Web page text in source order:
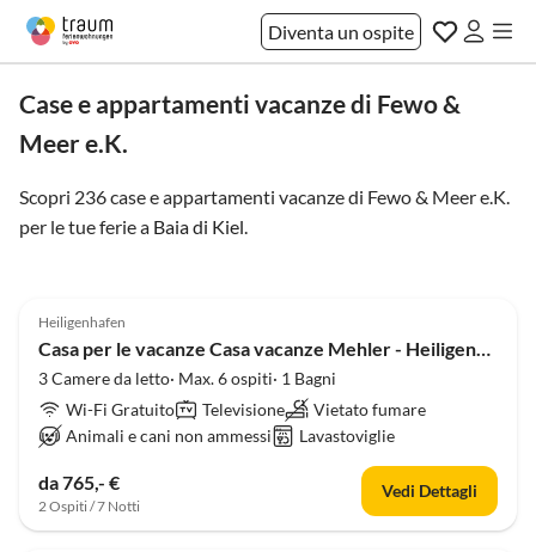
Diventa un ospite
Case e appartamenti vacanze di Fewo &
Meer e.K.
Scopri 236 case e appartamenti vacanze di Fewo & Meer e.K.
per le tue ferie a Baia di Kiel.
Heiligenhafen
Casa per le vacanze Casa vacanze Mehler - Heiligenhafen
3 Camere da letto· Max. 6 ospiti· 1 Bagni
Wi-Fi Gratuito
Televisione
Vietato fumare
Animali e cani non ammessi
Lavastoviglie
da 765,- €
2 Ospiti / 7 Notti
Vedi Dettagli
Annuncio in
Alto